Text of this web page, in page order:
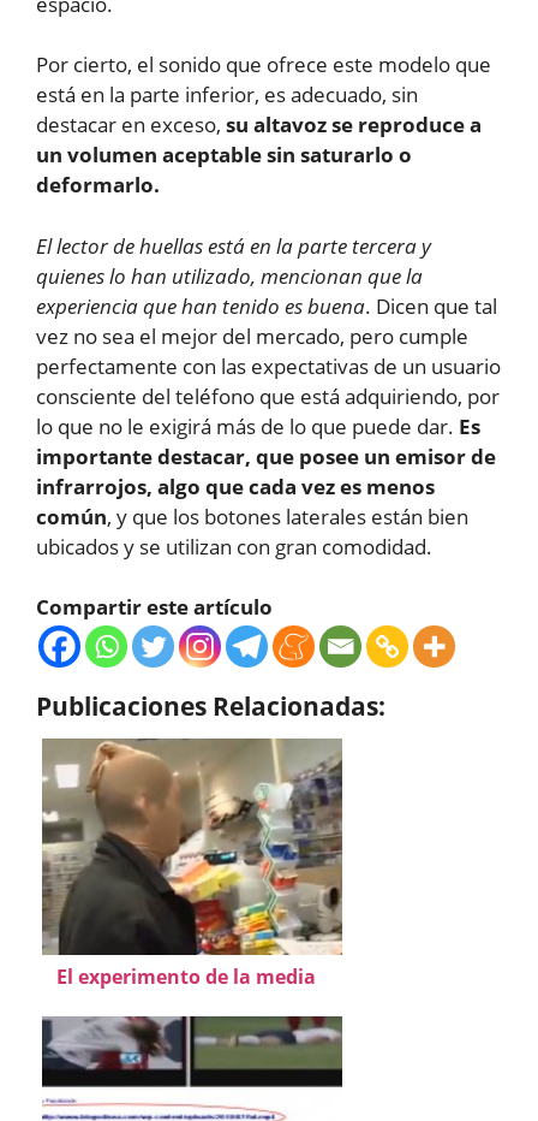
Por cierto, el sonido que ofrece este modelo que
está en la parte inferior, es adecuado, sin
destacar en exceso, su altavoz se reproduce a
un volumen aceptable sin saturarlo o
deformarlo.
El lector de huellas está en la parte tercera y
quienes lo han utilizado, mencionan que la
experiencia que han tenido es buena. Dicen que tal
vez no sea el mejor del mercado, pero cumple
perfectamente con las expectativas de un usuario
consciente del teléfono que está adquiriendo, por
lo que no le exigirá más de lo que puede dar. Es
importante destacar, que posee un emisor de
infrarrojos, algo que cada vez es menos
común, y que los botones laterales están bien
ubicados y se utilizan con gran comodidad.
Compartir este artículo
Publicaciones Relacionadas:
El experimento de la media